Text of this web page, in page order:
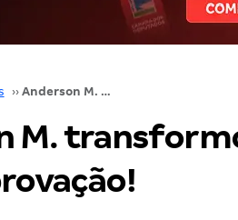
›› Anderson M. transformou a sua realidade com a aprovação!
M.